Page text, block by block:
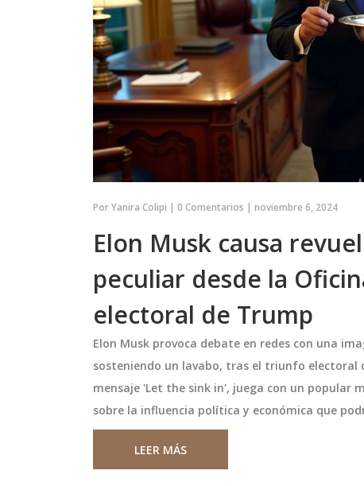
PorYanira Colipi | 0 Comentarios | noviembre 6, 2024
Elon Musk causa
peculiar desde la
electoral de Trump
Elon Musk provoca debate en redes con una
sosteniendo un lavabo, tras el triunfo electoral
mensaje 'Let the sink in', juega con un popular
sobre la influencia política y económica que
LEER MÁSde estreno confirmada y
detalles del esperado regreso